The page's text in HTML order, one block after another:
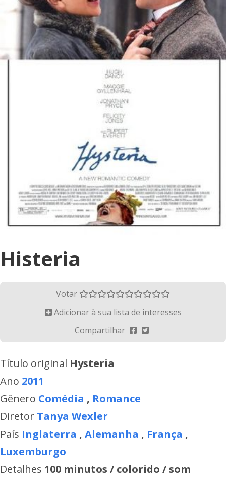
Histeria
Votar
Adicionar à sua lista de interesses
Compartilhar
Título original Hysteria
Ano 2011
Gênero Comédia , Romance
Diretor Tanya Wexler
País Inglaterra , Alemanha , França ,
Luxemburgo
Detalhes 100 minutos / colorido / som